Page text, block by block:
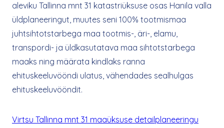
aleviku Tallinna mnt 31 katastriüksuse osas Hanila valla
üldplaneeringut, muutes seni 100% tootmismaa
juhtsihtotstarbega maa tootmis-, äri-, elamu,
transpordi- ja üldkasutatava maa sihtotstarbega
maaks ning määrata kindlaks ranna
ehituskeeluvööndi ulatus, vähendades sealhulgas
ehituskeeluvööndit.
Virtsu Tallinna mnt 31 maaüksuse detailplaneeringu